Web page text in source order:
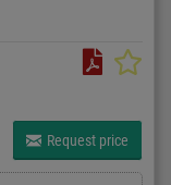
Request price